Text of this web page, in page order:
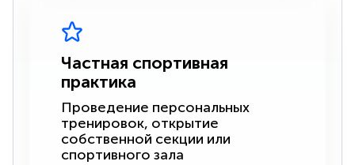
Частная спортивная
практика
Проведение персональных
тренировок, открытие
собственной секции или
спортивного зала